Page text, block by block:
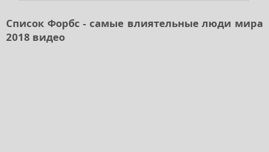
Список Форбс - самые влиятельные люди мира
2018 видео